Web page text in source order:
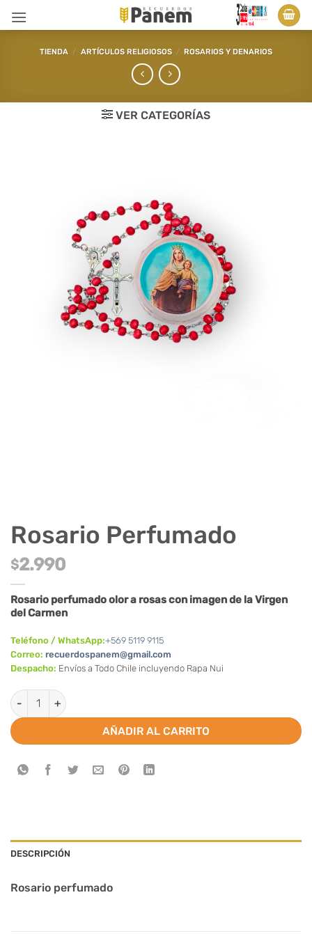
TIENDA / ARTÍCULOS RELIGIOSOS / ROSARIOS Y DENARIOS
VER CATEGORÍAS
Rosario Perfumado
$2.990
Rosario perfumado olor a rosas con imagen de la Virgen
del Carmen
Teléfono / WhatsApp:+569 5119 9115
Correo: recuerdospanem@gmail.com
Despacho: Envíos a Todo Chile incluyendo Rapa Nui
Rosario Perfumado cantidad
AÑADIR AL CARRITO
DESCRIPCIÓN
Rosario perfumado